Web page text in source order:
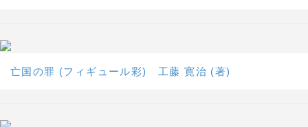
亡国の罪 (フィギュール彩) 工藤 寛治 (著)